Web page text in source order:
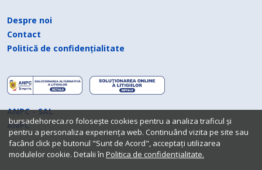
bursadehoreca.ro folosește cookies pentru a analiza traficul și
pentru a personaliza experiența web. Continuând vizita pe site sau
facând click pe butonul "Sunt de Acord", acceptați utilizarea
modulelor cookie. Detalii în Politica de confidențialitate.
Despre noi
Contact
Politică de confidențialitate
ANPC - SAL
ANPC